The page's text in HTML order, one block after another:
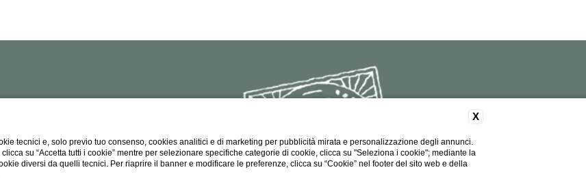
X
tecnici e, solo previo tuo consenso, cookies analitici e di marketing per pubblicità mirata e personalizzazione degli annunci.
su “Accetta tutti i cookie” mentre per selezionare specifiche categorie di cookie, clicca su "Seleziona i cookie"; mediante la
diversi da quelli tecnici. Per riaprire il banner e modificare le preferenze, clicca su “Cookie” nel footer del sito web e della